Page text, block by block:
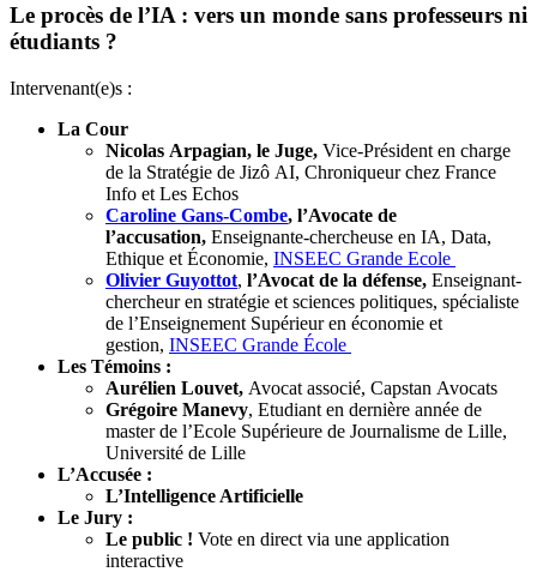
Le procès de l’IA : vers un monde sans professeurs ni
étudiants ?
Intervenant(e)s :
La Cour
Nicolas Arpagian, le Juge, Vice-Président en charge
de la Stratégie de Jizô AI, Chroniqueur chez France
Info et Les Echos
Caroline Gans-Combe, l’Avocate de
l’accusation, Enseignante-chercheuse en IA, Data,
Ethique et Économie, INSEEC Grande Ecole
Olivier Guyottot, l’Avocat de la défense, Enseignant-
chercheur en stratégie et sciences politiques, spécialiste
de l’Enseignement Supérieur en économie et
gestion, INSEEC Grande École
Les Témoins :
Aurélien Louvet, Avocat associé, Capstan Avocats
Grégoire Manevy, Etudiant en dernière année de
master de l’Ecole Supérieure de Journalisme de Lille,
Université de Lille
L’Accusée :
L’Intelligence Artificielle
Le Jury :
Le public ! Vote en direct via une application
interactive